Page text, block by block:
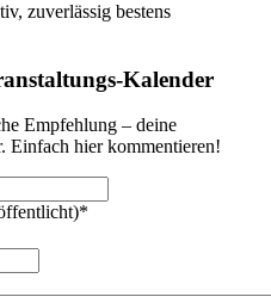
zuverlässig bestens
Kalender
Empfehlung – deine
Einfach hier kommentieren!
*